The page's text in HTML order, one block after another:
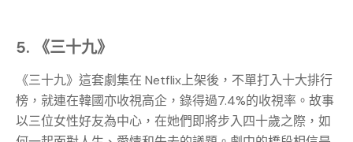
5. 《三十九》
《三十九》這套劇集在 Netflix上架後，不單打入十大排行
榜，就連在韓國亦收視高企，錄得過7.4%的收視率。故事
以三位女性好友為中心，在她們即將步入四十歲之際，如